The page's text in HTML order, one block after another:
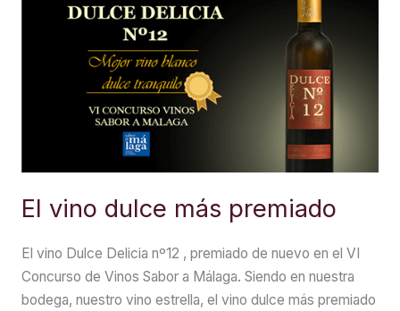
El vino dulce más premiado
El vino Dulce Delicia nº12 , premiado de nuevo en el VI
Concurso de Vinos Sabor a Málaga. Siendo en nuestra
bodega, nuestro vino estrella, el vino dulce más premiado